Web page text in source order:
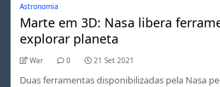
Astronomia
Marte em 3D: Nasa libera
explorar planeta
War 0 21 Set 2021
Duas ferramentas disponibilizadas pela Nasa